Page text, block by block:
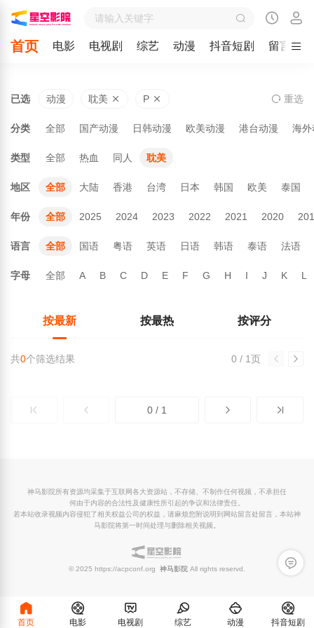
首页 电影 电视剧 综艺 动漫 抖音短剧 留言
已选 动漫 耽美 P 重选
分类 全部 国产动漫 日韩动漫 欧美动漫 港台动漫 海外
类型 全部 热血 同人 耽美
地区 全部 大陆 香港 台湾 日本 韩国 欧美 泰国
年份 全部 2025 2024 2023 2022 2021 2020
语言 全部 国语 粤语 英语 日语 韩语 泰语 法语
字母 全部 A B C D E F G H I J K L
按最新 按最热 按评分
0 / 1页
共0个筛选结果
0 / 1
留言反
神马影院所有资源均采集于互联网各大资源站，不存储、不制作任何视频，不承担任
何由于内容的合法性及健康性所引起的争议和法律责任。
若本站收录视频内容侵犯了相关权益公司的权益，请麻烦您附说明到网站留言处留言，本站神
马影院将第一时间处理与删除相关视频。
© 2025 https://acpconf.org 神马影院 All rights reservd.
首页 电影 电视剧 综艺 动漫 抖音短剧